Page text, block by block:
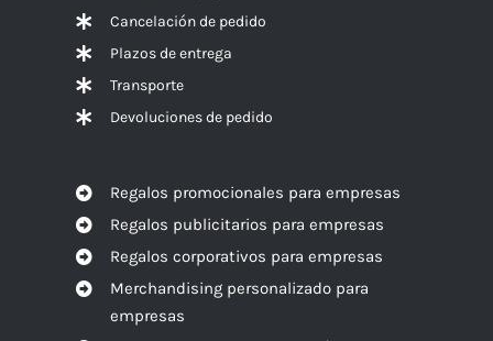
Cancelación de pedido
Plazos de entrega
Transporte
Devoluciones de pedido
Regalos promocionales para empresas
Regalos publicitarios para empresas
Regalos corporativos para empresas
Merchandising personalizado para
empresas